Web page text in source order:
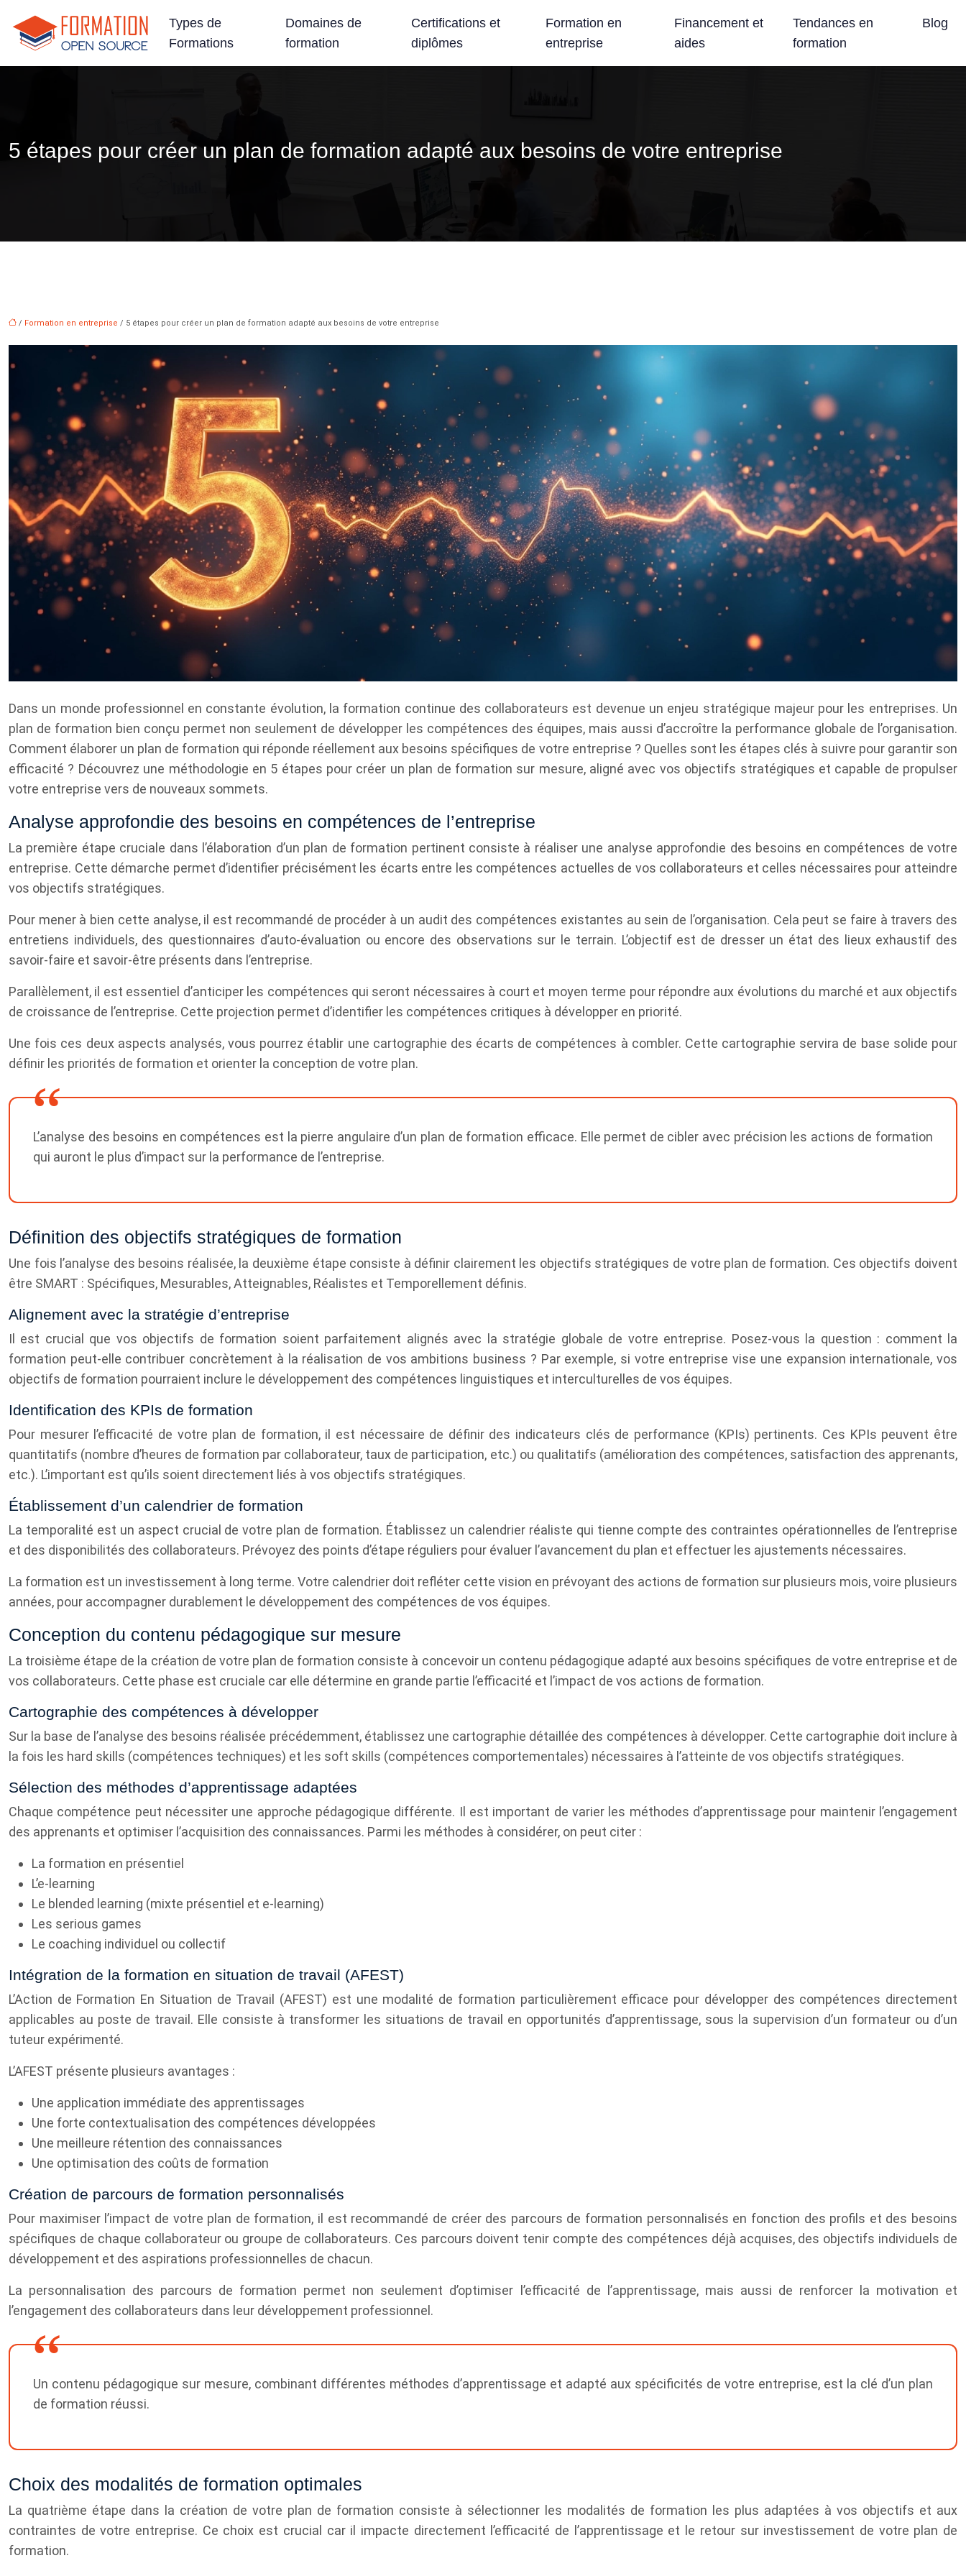
Types de
Formations
Domaines de
formation
Certifications et
diplômes
Formation en
entreprise
Financement et
aides
Tendances en
formation
Blog
5 étapes pour créer un plan de formation adapté aux besoins de votre entreprise
/ Formation en entreprise / 5 étapes pour créer un plan de formation adapté aux besoins de votre entreprise
Dans un monde professionnel en constante évolution, la formation continue des collaborateurs est devenue un enjeu stratégique majeur pour les entreprises. Un
plan de formation bien conçu permet non seulement de développer les compétences des équipes, mais aussi d’accroître la performance globale de l’organisation.
Comment élaborer un plan de formation qui réponde réellement aux besoins spécifiques de votre entreprise ? Quelles sont les étapes clés à suivre pour garantir son
efficacité ? Découvrez une méthodologie en 5 étapes pour créer un plan de formation sur mesure, aligné avec vos objectifs stratégiques et capable de propulser
votre entreprise vers de nouveaux sommets.
Analyse approfondie des besoins en compétences de l’entreprise
La première étape cruciale dans l’élaboration d’un plan de formation pertinent consiste à réaliser une analyse approfondie des besoins en compétences de votre
entreprise. Cette démarche permet d’identifier précisément les écarts entre les compétences actuelles de vos collaborateurs et celles nécessaires pour atteindre
vos objectifs stratégiques.
Pour mener à bien cette analyse, il est recommandé de procéder à un audit des compétences existantes au sein de l’organisation. Cela peut se faire à travers des
entretiens individuels, des questionnaires d’auto-évaluation ou encore des observations sur le terrain. L’objectif est de dresser un état des lieux exhaustif des
savoir-faire et savoir-être présents dans l’entreprise.
Parallèlement, il est essentiel d’anticiper les compétences qui seront nécessaires à court et moyen terme pour répondre aux évolutions du marché et aux objectifs
de croissance de l’entreprise. Cette projection permet d’identifier les compétences critiques à développer en priorité.
Une fois ces deux aspects analysés, vous pourrez établir une cartographie des écarts de compétences à combler. Cette cartographie servira de base solide pour
définir les priorités de formation et orienter la conception de votre plan.
L’analyse des besoins en compétences est la pierre angulaire d’un plan de formation efficace. Elle permet de cibler avec précision les actions de formation
qui auront le plus d’impact sur la performance de l’entreprise.
Définition des objectifs stratégiques de formation
Une fois l’analyse des besoins réalisée, la deuxième étape consiste à définir clairement les objectifs stratégiques de votre plan de formation. Ces objectifs doivent
être SMART : Spécifiques, Mesurables, Atteignables, Réalistes et Temporellement définis.
Alignement avec la stratégie d’entreprise
Il est crucial que vos objectifs de formation soient parfaitement alignés avec la stratégie globale de votre entreprise. Posez-vous la question : comment la
formation peut-elle contribuer concrètement à la réalisation de vos ambitions business ? Par exemple, si votre entreprise vise une expansion internationale, vos
objectifs de formation pourraient inclure le développement des compétences linguistiques et interculturelles de vos équipes.
Identification des KPIs de formation
Pour mesurer l’efficacité de votre plan de formation, il est nécessaire de définir des indicateurs clés de performance (KPIs) pertinents. Ces KPIs peuvent être
quantitatifs (nombre d’heures de formation par collaborateur, taux de participation, etc.) ou qualitatifs (amélioration des compétences, satisfaction des apprenants,
etc.). L’important est qu’ils soient directement liés à vos objectifs stratégiques.
Établissement d’un calendrier de formation
La temporalité est un aspect crucial de votre plan de formation. Établissez un calendrier réaliste qui tienne compte des contraintes opérationnelles de l’entreprise
et des disponibilités des collaborateurs. Prévoyez des points d’étape réguliers pour évaluer l’avancement du plan et effectuer les ajustements nécessaires.
La formation est un investissement à long terme. Votre calendrier doit refléter cette vision en prévoyant des actions de formation sur plusieurs mois, voire plusieurs
années, pour accompagner durablement le développement des compétences de vos équipes.
Conception du contenu pédagogique sur mesure
La troisième étape de la création de votre plan de formation consiste à concevoir un contenu pédagogique adapté aux besoins spécifiques de votre entreprise et de
vos collaborateurs. Cette phase est cruciale car elle détermine en grande partie l’efficacité et l’impact de vos actions de formation.
Cartographie des compétences à développer
Sur la base de l’analyse des besoins réalisée précédemment, établissez une cartographie détaillée des compétences à développer. Cette cartographie doit inclure à
la fois les hard skills (compétences techniques) et les soft skills (compétences comportementales) nécessaires à l’atteinte de vos objectifs stratégiques.
Sélection des méthodes d’apprentissage adaptées
Chaque compétence peut nécessiter une approche pédagogique différente. Il est important de varier les méthodes d’apprentissage pour maintenir l’engagement
des apprenants et optimiser l’acquisition des connaissances. Parmi les méthodes à considérer, on peut citer :
La formation en présentiel
L’e-learning
Le blended learning (mixte présentiel et e-learning)
Les serious games
Le coaching individuel ou collectif
Intégration de la formation en situation de travail (AFEST)
L’Action de Formation En Situation de Travail (AFEST) est une modalité de formation particulièrement efficace pour développer des compétences directement
applicables au poste de travail. Elle consiste à transformer les situations de travail en opportunités d’apprentissage, sous la supervision d’un formateur ou d’un
tuteur expérimenté.
L’AFEST présente plusieurs avantages :
Une application immédiate des apprentissages
Une forte contextualisation des compétences développées
Une meilleure rétention des connaissances
Une optimisation des coûts de formation
Création de parcours de formation personnalisés
Pour maximiser l’impact de votre plan de formation, il est recommandé de créer des parcours de formation personnalisés en fonction des profils et des besoins
spécifiques de chaque collaborateur ou groupe de collaborateurs. Ces parcours doivent tenir compte des compétences déjà acquises, des objectifs individuels de
développement et des aspirations professionnelles de chacun.
La personnalisation des parcours de formation permet non seulement d’optimiser l’efficacité de l’apprentissage, mais aussi de renforcer la motivation et
l’engagement des collaborateurs dans leur développement professionnel.
Un contenu pédagogique sur mesure, combinant différentes méthodes d’apprentissage et adapté aux spécificités de votre entreprise, est la clé d’un plan
de formation réussi.
Choix des modalités de formation optimales
La quatrième étape dans la création de votre plan de formation consiste à sélectionner les modalités de formation les plus adaptées à vos objectifs et aux
contraintes de votre entreprise. Ce choix est crucial car il impacte directement l’efficacité de l’apprentissage et le retour sur investissement de votre plan de
formation.